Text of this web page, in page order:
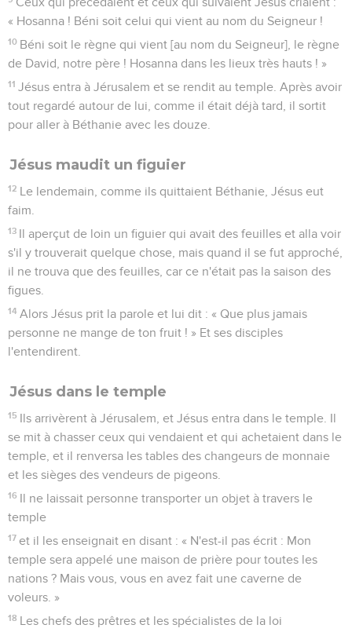
« Hosanna ! Béni soit celui qui vient au nom du Seigneur !
10 Béni soit le règne qui vient [au nom du Seigneur], le règne
de David, notre père ! Hosanna dans les lieux très hauts ! »
11 Jésus entra à Jérusalem et se rendit au temple. Après avoir
tout regardé autour de lui, comme il était déjà tard, il sortit
pour aller à Béthanie avec les douze.
Jésus maudit un figuier
12 Le lendemain, comme ils quittaient Béthanie, Jésus eut
faim.
13 Il aperçut de loin un figuier qui avait des feuilles et alla voir
s'il y trouverait quelque chose, mais quand il se fut approché,
il ne trouva que des feuilles, car ce n'était pas la saison des
figues.
14 Alors Jésus prit la parole et lui dit : « Que plus jamais
personne ne mange de ton fruit ! » Et ses disciples
l'entendirent.
Jésus dans le temple
15 Ils arrivèrent à Jérusalem, et Jésus entra dans le temple. Il
se mit à chasser ceux qui vendaient et qui achetaient dans le
temple, et il renversa les tables des changeurs de monnaie
et les sièges des vendeurs de pigeons.
16 Il ne laissait personne transporter un objet à travers le
temple
17 et il les enseignait en disant : « N'est-il pas écrit : Mon
temple sera appelé une maison de prière pour toutes les
nations ? Mais vous, vous en avez fait une caverne de
voleurs. »
18 Les chefs des prêtres et les spécialistes de la loi